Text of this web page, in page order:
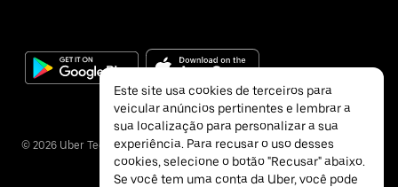
© 2026 Uber Technologies Inc.
Este site usa cookies de terceiros para
veicular anúncios pertinentes e lembrar a
sua localização para personalizar a sua
experiência. Para recusar o uso desses
cookies, selecione o botão "Recusar" abaixo.
Se você tem uma conta da Uber, você pode